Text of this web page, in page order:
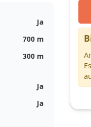
Ja
700 m
300 m
Ja
Ja